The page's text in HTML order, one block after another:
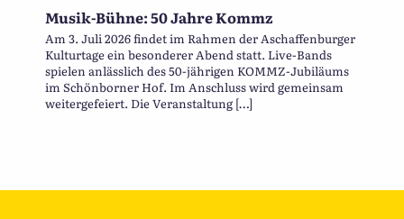
Musik-Bühne: 50 Jahre Kommz
Am 3. Juli 2026 findet im Rahmen der Aschaffenburger
Kulturtage ein besonderer Abend statt. Live-Bands
spielen anlässlich des 50-jährigen KOMMZ-Jubiläums
im Schönborner Hof. Im Anschluss wird gemeinsam
weitergefeiert. Die Veranstaltung […]